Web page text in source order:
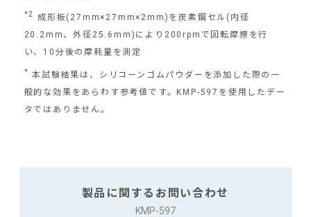
*2
成形板(27mm×27mm×2mm)を炭素鋼セル(内径
20.2mm、外径25.6mm)により200rpmで回転摩擦を行
い、10分後の摩耗量を測定
* 本試験結果は、シリコーンゴムパウダーを添加した際の一
般的な効果をあらわす参考値です。KMP-597を使用したデー
タではありません。
製品に関するお問い合わせ
KMP-597